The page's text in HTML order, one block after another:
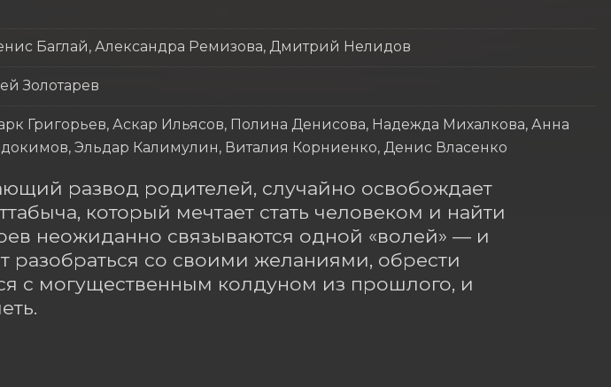
Баглай, Александра Ремизова, Дмитрий Нелидов
Золотарев
Григорьев, Аскар Ильясов, Полина Денисова, Надежда Михалкова, Анна
Эльдар Калимулин, Виталия Корниенко, Денис Власенко
развод родителей, случайно освобождает
который мечтает стать человеком и найти
неожиданно связываются одной «волей» — и
разобраться со своими желаниями, обрести
с могущественным колдуном из прошлого, и